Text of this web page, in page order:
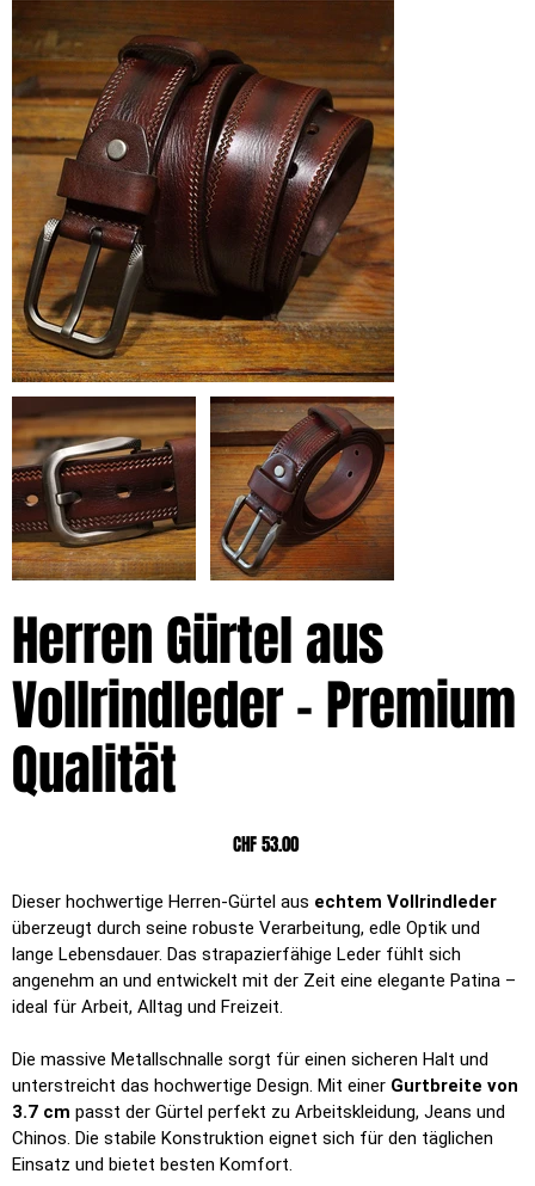
Herren Gürtel aus
Vollrindleder – Premium
Qualität
Preis
CHF 53.00
Dieser hochwertige Herren-Gürtel aus echtem Vollrindleder
überzeugt durch seine robuste Verarbeitung, edle Optik und
lange Lebensdauer. Das strapazierfähige Leder fühlt sich
angenehm an und entwickelt mit der Zeit eine elegante Patina –
ideal für Arbeit, Alltag und Freizeit.
Die massive Metallschnalle sorgt für einen sicheren Halt und
unterstreicht das hochwertige Design. Mit einer Gurtbreite von
3.7 cm passt der Gürtel perfekt zu Arbeitskleidung, Jeans und
Chinos. Die stabile Konstruktion eignet sich für den täglichen
Einsatz und bietet besten Komfort.